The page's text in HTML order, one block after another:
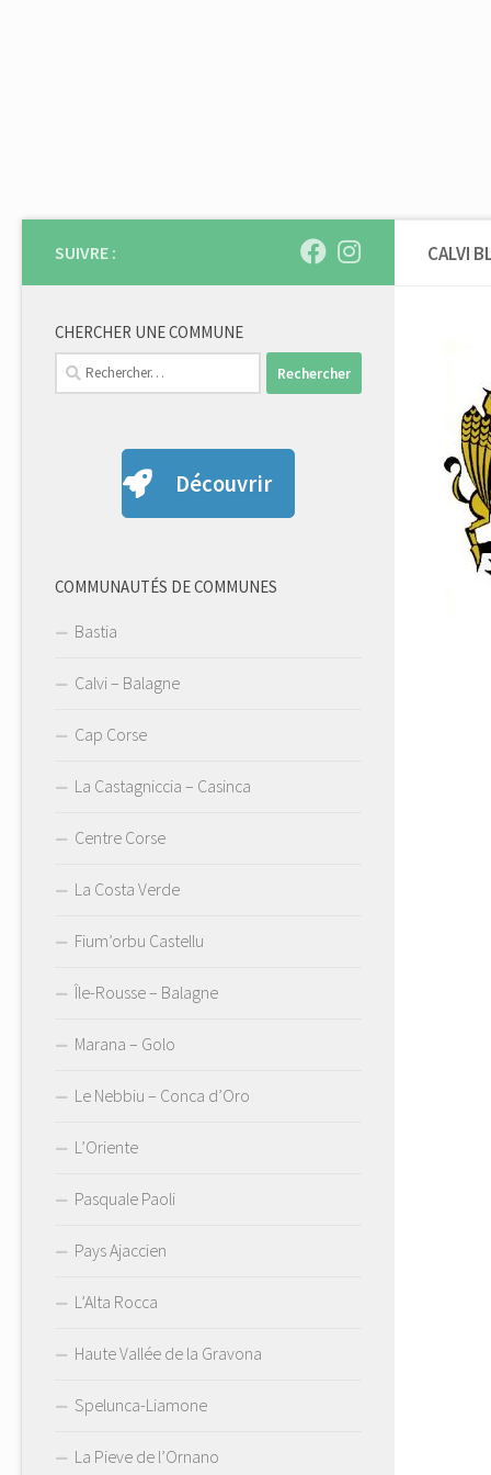
CALVI
SUIVRE :
CHERCHER UNE COMMUNE
Rechercher :
Découvrir
COMMUNAUTÉS DE COMMUNES
Bastia
Calvi – Balagne
Cap Corse
La Castagniccia – Casinca
Centre Corse
La Costa Verde
Fium’orbu Castellu
Île-Rousse – Balagne
Marana – Golo
Le Nebbiu – Conca d’Oro
L’Oriente
Pasquale Paoli
Pays Ajaccien
L’Alta Rocca
Haute Vallée de la Gravona
Spelunca-Liamone
La Pieve de l’Ornano